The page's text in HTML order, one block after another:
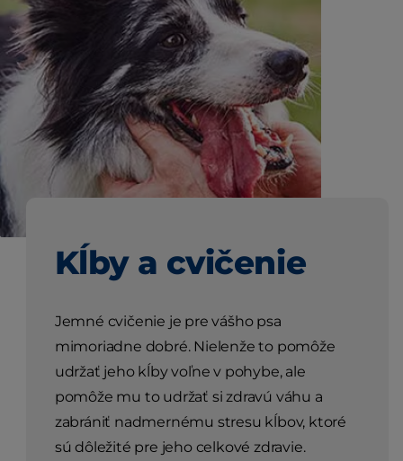
Kĺby a cvičenie
Jemné cvičenie je pre vášho psa
mimoriadne dobré. Nielenže to pomôže
udržať jeho kĺby voľne v pohybe, ale
pomôže mu to udržať si zdravú váhu a
zabrániť nadmernému stresu kĺbov, ktoré
sú dôležité pre jeho celkové zdravie.